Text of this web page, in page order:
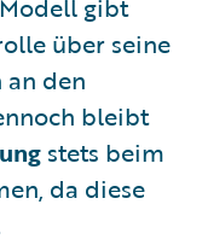
gibt
über seine
den
bleibt
stets beim
da diese